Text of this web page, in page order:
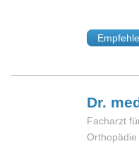
Dr.
Facharzt